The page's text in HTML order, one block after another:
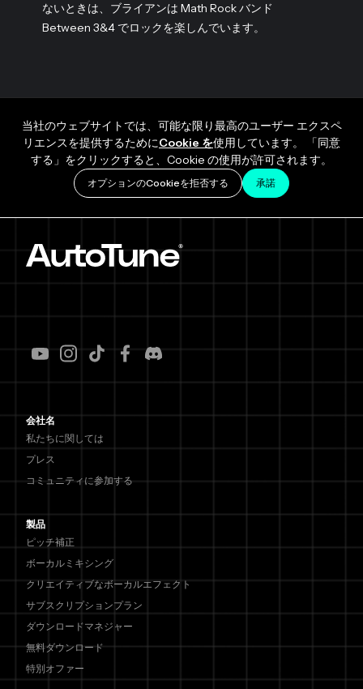
ないときは、ブライアンは Math Rock バンド
Between 3&4 でロックを楽しんでいます。
当社のウェブサイトでは、可能な限り最高のユーザー エクスペ
リエンスを提供するためにCookie を使用しています。 「同意
する」をクリックすると、Cookie の使用が許可されます。
オプションのCookieを拒否する 承諾
会社名
私たちに関しては
プレス
コミュニティに参加する
製品
ピッチ補正
ボーカルミキシング
クリエイティブなボーカルエフェクト
サブスクリプションプラン
ダウンロードマネジャー
無料ダウンロード
特別オファー